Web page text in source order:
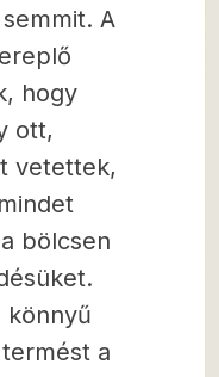
A
hogy
ott,
vetettek,
bölcsen
könnyű
a